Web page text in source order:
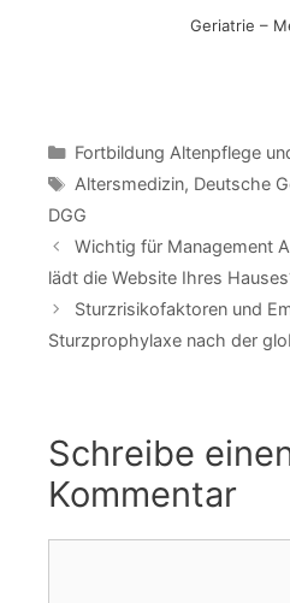
Geriatrie –
Kategorien
Fortbildung Altenpflege
Schlagwörter
Altersmedizin, Deutsche
DGG
Wichtig für Management
lädt die Website Ihres
Sturzrisikofaktoren und
Sturzprophylaxe nach der
Schreibe
Kommentar